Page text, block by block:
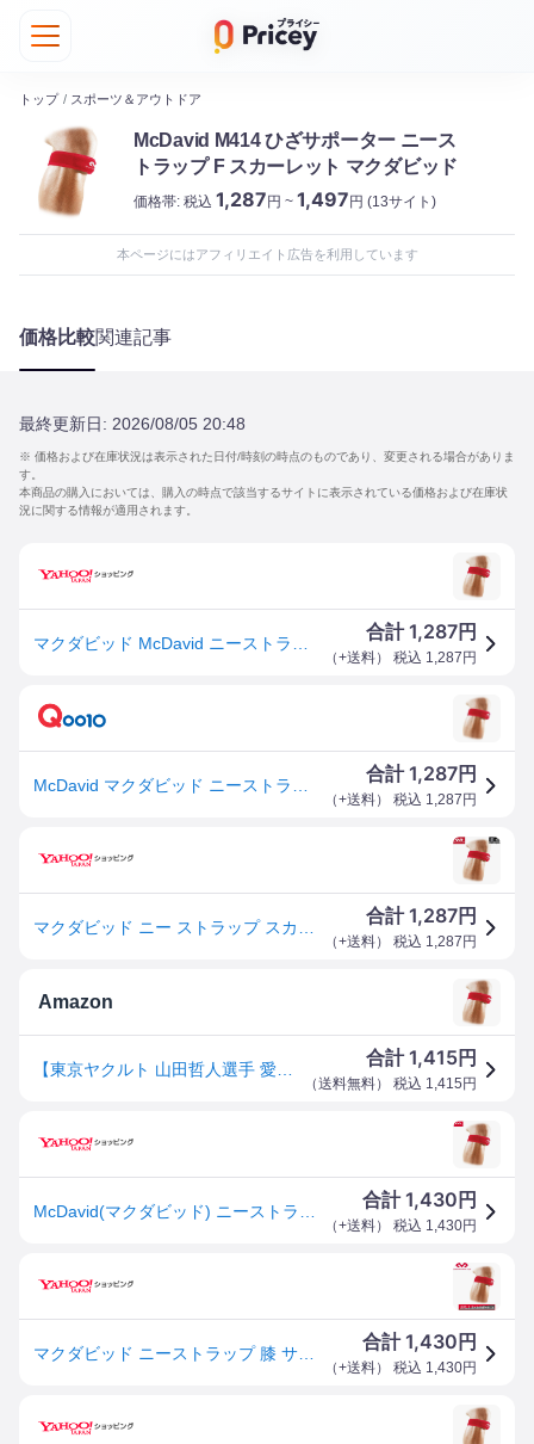
トップ / スポーツ＆アウトドア
McDavid M414 ひざサポーター ニース
トラップ F スカーレット マクダビッド
価格帯: 税込 1,287円 ~ 1,497円 (13サイト)
本ページにはアフィリエイト広告を利用しています
価格比較関連記事
最終更新日: 2026/08/05 20:48
※ 価格および在庫状況は表示された日付/時刻の時点のものであり、変更される場合がありま
す。
本商品の購入においては、購入の時点で該当するサイトに表示されている価格および在庫状
況に関する情報が適用されます。
合計1,287円
（+送料） 税込 1,287 円
合計1,287円
（+送料） 税込 1,287 円
合計1,287円
（+送料） 税込 1,287 円
Amazon
合計1,415円
（送料無料） 税込 1,415 円
合計1,430 円
（+送料） 税込 1,430円
合計1,430 円
（+送料） 税込 1,430円